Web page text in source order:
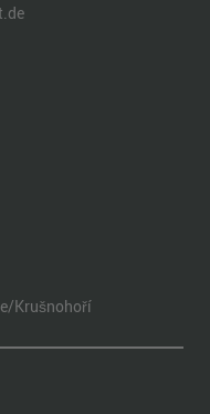
Krušnohoří